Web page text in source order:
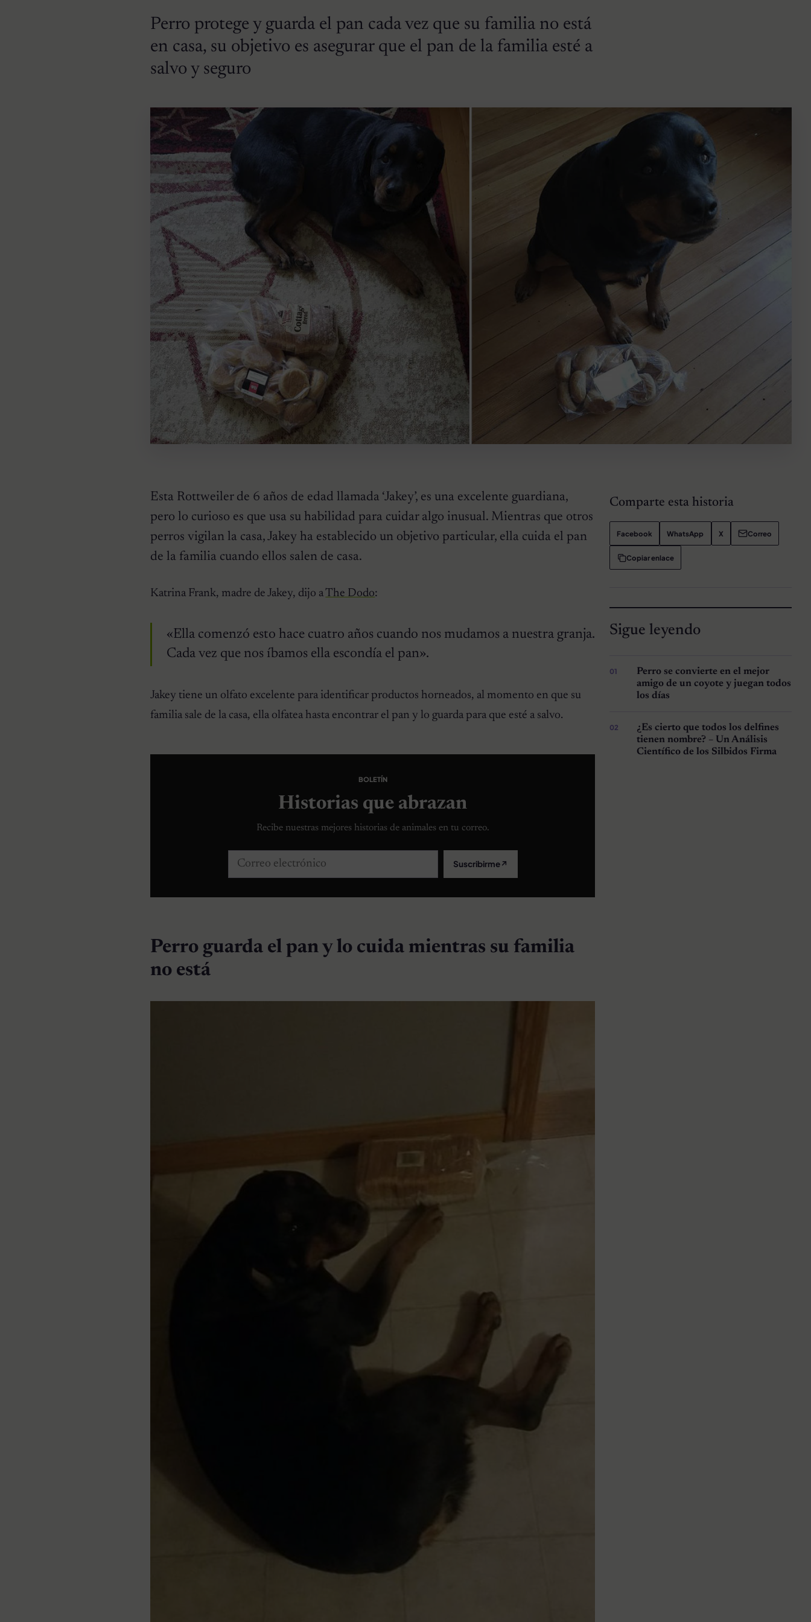
Perro protege y guarda el pan cada vez que su familia no está
en casa, su objetivo es asegurar que el pan de la familia esté a
salvo y seguro
Esta Rottweiler de 6 años de edad llamada ‘Jakey’, es una excelente guardiana,
pero lo curioso es que usa su habilidad para cuidar algo inusual. Mientras que otros
perros vigilan la casa, Jakey ha establecido un objetivo particular, ella cuida el pan
de la familia cuando ellos salen de casa.
Katrina Frank, madre de Jakey, dijo aThe Dodo:
«Ella comenzó esto hace cuatro años cuando nos mudamos a nuestra granja.
Cada vez que nos íbamos ella escondía el pan».
Jakey tiene un olfato excelente para identificar productos horneados, al momento en que su
familia sale de la casa, ella olfatea hasta encontrar el pan y lo guarda para que esté a salvo.
BOLETÍN
Historias que abrazan
Recibe nuestras mejores historias de animales en tu correo.
Correo electrónico Suscribirme↗
Perro guarda el pan y lo cuida mientras su familia
no está
Comparte esta historia
Facebook WhatsApp X Correo
Copiar enlace
Sigue leyendo
Perro se convierte en el mejor
amigo de un coyote y juegan todos
los días
¿Es cierto que todos los delfines
tienen nombre? – Un Análisis
Científico de los Silbidos Firma